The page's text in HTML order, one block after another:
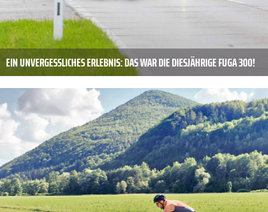
EIN UNVERGESSLICHES ERLEBNIS: DAS WAR DIE DIESJÄHRIGE FUGA 300!